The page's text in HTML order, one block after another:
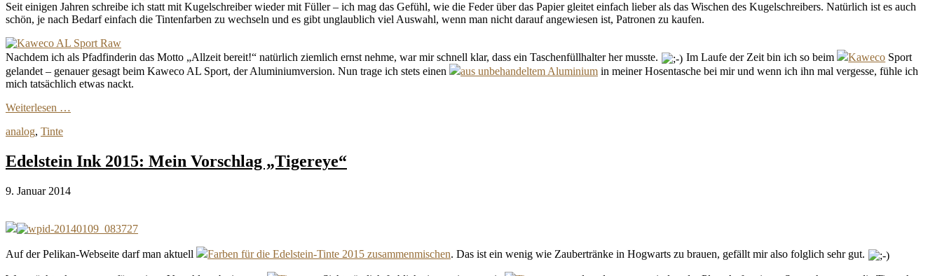
Seit einigen Jahren schreibe ich statt mit Kugelschreiber wieder mit Füller – ich mag das Gefühl, wie die Feder über das Papier gleitet einfach lieber als das Wischen des Kugelschreibers. Natürlich ist es auch
schön, je nach Bedarf einfach die Tintenfarben zu wechseln und es gibt unglaublich viel Auswahl, wenn man nicht darauf angewiesen ist, Patronen zu kaufen.
Nachdem ich als Pfadfinderin das Motto „Allzeit bereit!“ natürlich ziemlich ernst nehme, war mir schnell klar, dass ein Taschenfüllhalter her musste. Im Laufe der Zeit bin ich so beim Kaweco Sport
gelandet – genauer gesagt beim Kaweco AL Sport, der Aluminiumversion. Nun trage ich stets einen
aus unbehandeltem Aluminium in meiner Hosentasche bei mir und wenn ich ihn mal vergesse, fühle ich
mich tatsächlich etwas nackt.
Weiterlesen …
analog, Tinte
Edelstein Ink 2015: Mein Vorschlag „Tigereye“
9. Januar 2014
Auf der Pelikan-Webseite darf man aktuell Farben für die Edelstein-Tinte 2015 zusammenmischen. Das ist ein wenig wie Zaubertränke in Hogwarts zu brauen, gefällt mir also folglich sehr gut.